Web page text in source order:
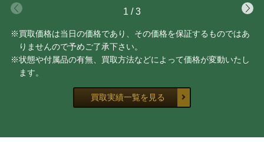
1 /3
※買取価格は当日の価格であり、その価格を保証するものではあ
りませんので予めご了承下さい。
※状態や付属品の有無、買取方法などによって価格が変動いたし
ます。
買取実績一覧を見る